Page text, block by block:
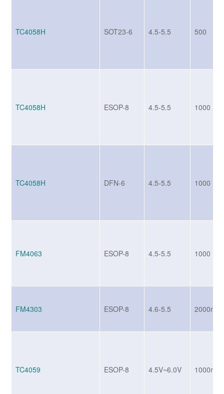
TC4058H SOT23-6 4.5-5.5 500
TC4058H ESOP-8 4.5-5.5 1000
TC4058H DFN-6 4.5-5.5 1000
FM4063 ESOP-8 4.5-5.5 1000
FM4303 ESOP-8 4.6-5.5 2000mA
TC4059 ESOP-8 4.5V~6.0V 1000mA